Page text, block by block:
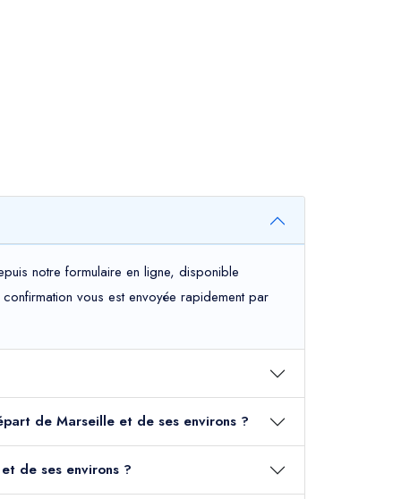
notre formulaire en ligne, disponible
vous est envoyée rapidement par
de Marseille et de ses environs ?
de ses environs ?